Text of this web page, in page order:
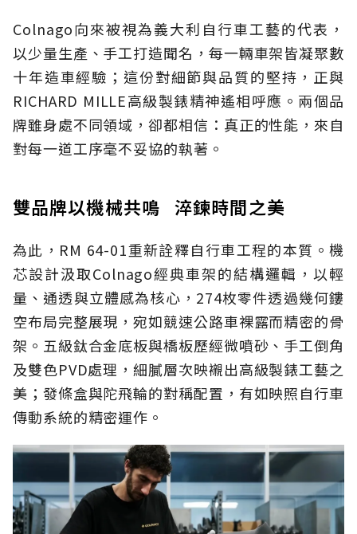
Colnago向來被視為義大利自行車工藝的代表，
以少量生產、手工打造聞名，每一輛車架皆凝聚數
十年造車經驗；這份對細節與品質的堅持，正與
RICHARD MILLE高級製錶精神遙相呼應。兩個品
牌雖身處不同領域，卻都相信：真正的性能，來自
對每一道工序毫不妥協的執著。
雙品牌以機械共鳴 淬鍊時間之美
為此，RM 64-01重新詮釋自行車工程的本質。機
芯設計汲取Colnago經典車架的結構邏輯，以輕
量、通透與立體感為核心，274枚零件透過幾何鏤
空布局完整展現，宛如競速公路車裸露而精密的骨
架。五級鈦合金底板與橋板歷經微噴砂、手工倒角
及雙色PVD處理，細膩層次映襯出高級製錶工藝之
美；發條盒與陀飛輪的對稱配置，有如映照自行車
傳動系統的精密運作。